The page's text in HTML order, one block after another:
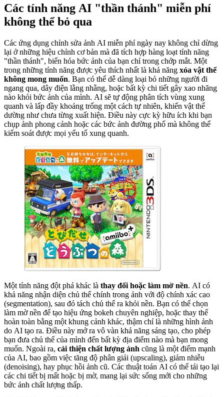
Các tính năng AI "thần thánh" miễn phí
không thể bỏ qua
Các ứng dụng chỉnh sửa ảnh AI miễn phí ngày nay không chỉ dừng
lại ở những hiệu chỉnh cơ bản mà đã tích hợp hàng loạt tính năng
"thần thánh", biến hóa bức ảnh của bạn chỉ trong chớp mắt. Một
trong những tính năng được yêu thích nhất là khả năng xóa vật thể
không mong muốn. Bạn có thể dễ dàng loại bỏ những người đi
ngang qua, dây điện lằng nhằng, hoặc bất kỳ chi tiết gây xao nhãng
nào khỏi bức ảnh của mình. AI sẽ tự động phân tích vùng xung
quanh và lấp đầy khoảng trống một cách tự nhiên, khiến vật thể
dường như chưa từng xuất hiện. Điều này cực kỳ hữu ích khi bạn
chụp ảnh phong cảnh hoặc các bức ảnh đường phố mà không thể
kiểm soát được mọi yếu tố xung quanh.
Một tính năng đột phá khác là thay đổi hoặc làm mờ nền. AI có
khả năng nhận diện chủ thể chính trong ảnh với độ chính xác cao
(segmentation), sau đó tách chủ thể ra khỏi nền. Bạn có thể chọn
làm mờ nền để tạo hiệu ứng bokeh chuyên nghiệp, hoặc thay thế
hoàn toàn bằng một khung cảnh khác, thậm chí là những hình ảnh
do AI tạo ra. Điều này mở ra vô vàn khả năng sáng tạo, cho phép
bạn đưa chủ thể của mình đến bất kỳ địa điểm nào mà bạn mong
muốn. Ngoài ra, cải thiện chất lượng ảnh cũng là một điểm mạnh
của AI, bao gồm việc tăng độ phân giải (upscaling), giảm nhiễu
(denoising), hay phục hồi ảnh cũ. Các thuật toán AI có thể tái tạo lại
các chi tiết bị mất hoặc bị mờ, mang lại sức sống mới cho những
bức ảnh chất lượng thấp.